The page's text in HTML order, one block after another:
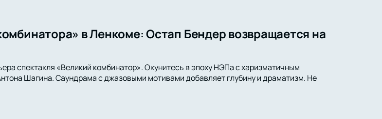
в Ленкоме: Остап Бендер возвращается на
спектакля «Великий комбинатор». Окунитесь в эпоху НЭПа с харизматичным
Шагина. Саундрама с джазовыми мотивами добавляет глубину и драматизм. Не